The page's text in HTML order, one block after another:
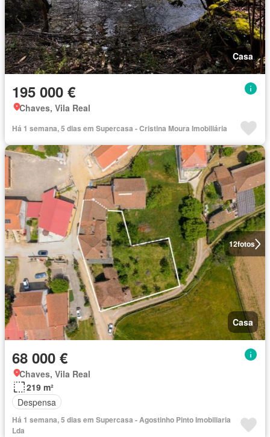
Casa
195 000 €
Chaves, Vila Real
Há 1 semana, 5 dias em Supercasa - Cristina Moura Imobiliária
12fotos
Casa
68 000 €
Chaves, Vila Real
219 m²
Despensa
Há 1 semana, 5 dias em Supercasa - Agostinho Pinto Imobiliaria
Lda